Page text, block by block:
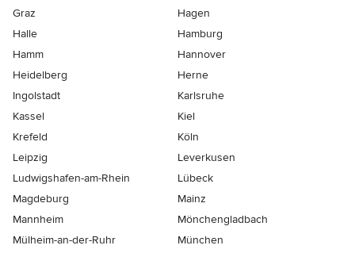
Graz
Hagen
Halle
Hamburg
Hamm
Hannover
Heidelberg
Herne
Ingolstadt
Karlsruhe
Kassel
Kiel
Krefeld
Köln
Leipzig
Leverkusen
Ludwigshafen-am-Rhein
Lübeck
Magdeburg
Mainz
Mannheim
Mönchen­gladbach
Mülheim-an-der-Ruhr
München